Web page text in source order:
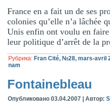
France en a fait un de ses
colonies qu’elle n’a lâchée
Unis enfin ont voulu en
leur politique d’arrêt de la
Рубрика: Fran Cité, №28, mars-avril
nam
Fontainebleau
Опубликовано 03.04.2007 |Автор: